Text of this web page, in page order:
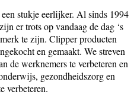
stukje eerlijker. Al sinds 1994
er trots op vandaag de dag ‘s
te zijn. Clipper producten
en gemaakt. We streven
de werknemers te verbeteren en
gezondheidszorg en
verbeteren.